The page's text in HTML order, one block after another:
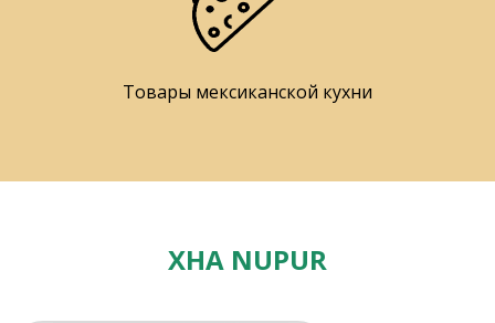
Товары мексиканской кухни
ХНА NUPUR